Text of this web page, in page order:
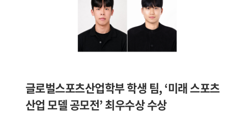
수행했다. 특히 기업별 산업 특성을 분석해 적합한 해외 시장을
발굴하고 맞춤형 진출 전략을 수립해 참여 기업 모두의 현지
바이어 미팅을 성사시키며 우수한 성과를 거뒀다. 이 같은
성과를 바탕으로 HUFSPORT팀은 최우수상을 수상하며 실무
적용하며 글로벌 비즈니스 역량을 키울 수 있었다 며 팀원들과
긴밀하게 소통하고 협력하며 문제를 해결해 온 결과
최우수상이라는 뜻깊은 성과를 거둘 수 있어 더욱 의미 있는
글로벌스포츠산업학부 학생 팀, ‘미래 스포츠
산업 모델 공모전’ 최우수상 수상